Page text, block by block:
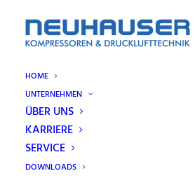
HOME
UNTERNEHMEN
ÜBER UNS
KARRIERE
SERVICE
DOWNLOADS